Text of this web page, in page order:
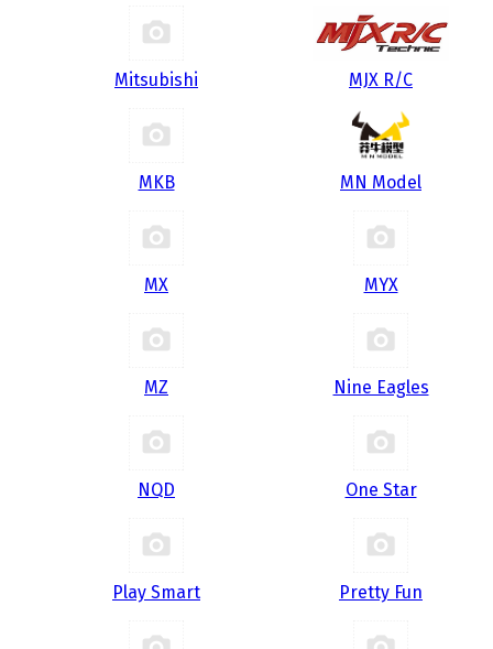
Mitsubishi MJX R/C
MKB MN Model
MX MYX
MZ Nine Eagles
NQD One Star
Play Smart Pretty Fun